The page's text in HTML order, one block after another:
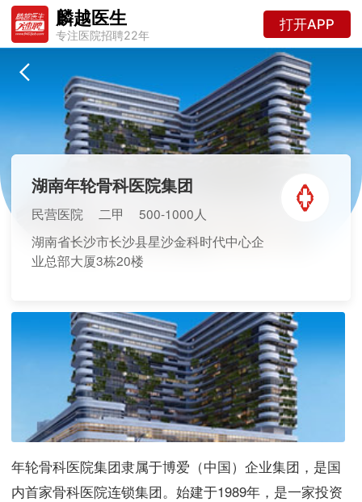
麟越医生
专注医院招聘22年
打开APP
湖南年轮骨科医院集团
民营医院 二甲
500-1000人
湖南省长沙市长沙县星沙金科时代中心企
业总部大厦3栋20楼
年轮骨科医院集团隶属于博爱（中国）企业集团，是国
内首家骨科医院连锁集团。始建于1989年，是一家投资